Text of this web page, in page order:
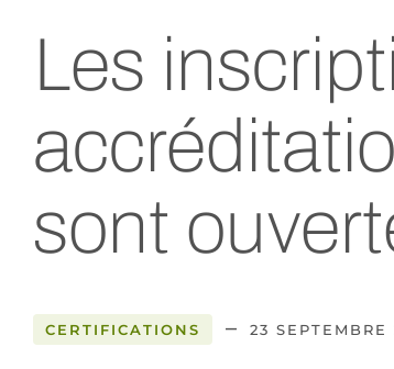
Les
sont
CERTIFICATIONS – 23 SEPTEMBRE